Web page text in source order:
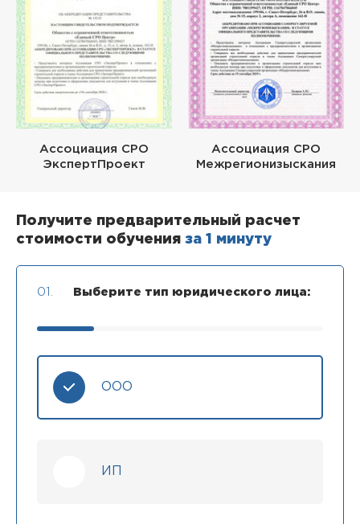
Ассоциация СРО
ЭкспертПроект
Ассоциация СРО
Межрегионизыскания
Получите предварительный расчет
стоимости обучения за 1 минуту
01. Выберите тип юридического лица:
ООО
ИП